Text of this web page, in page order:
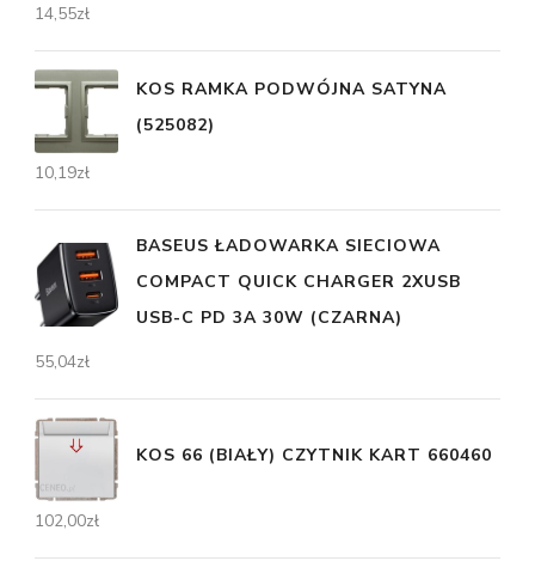
14,55zł
KOS RAMKA PODWÓJNA SATYNA
(525082)
10,19zł
BASEUS ŁADOWARKA SIECIOWA
COMPACT QUICK CHARGER 2XUSB
USB-C PD 3A 30W (CZARNA)
55,04zł
KOS 66 (BIAŁY) CZYTNIK KART 660460
102,00zł